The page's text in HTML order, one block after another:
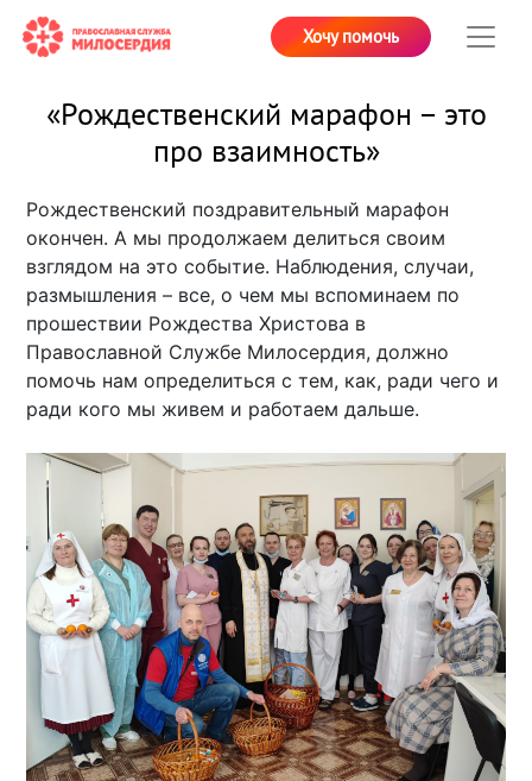
Хочу помочь
«Рождественский марафон – это
про взаимность»
Рождественский поздравительный марафон
окончен. А мы продолжаем делиться своим
взглядом на это событие. Наблюдения, случаи,
размышления – все, о чем мы вспоминаем по
прошествии Рождества Христова в
Православной Службе Милосердия, должно
помочь нам определиться с тем, как, ради чего и
ради кого мы живем и работаем дальше.